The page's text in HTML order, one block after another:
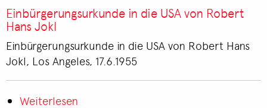
of
of
Verification
of
Last
Einbürgerungsurkunde in die USA von Robert
Hans Jokl
Einbürgerungsurkunde in die USA von Robert Hans
Jokl, Los Angeles, 17.6.1955
Weiterlesen